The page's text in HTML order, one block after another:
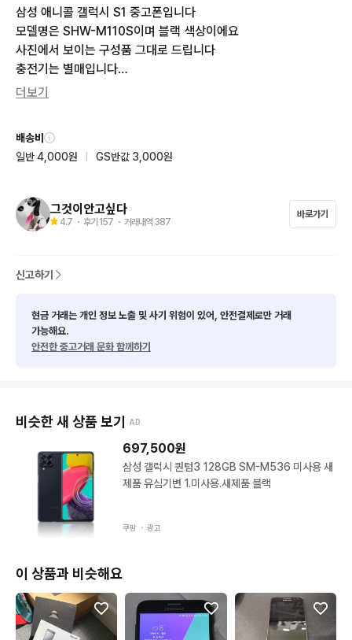
삼성 애니콜 갤럭시 S1 중고폰입니다
모델명은 SHW-M110S이며 블랙 색상이에요
사진에서 보이는 구성품 그대로 드립니다
충전기는 별매입니다
이상없이 정상작동 잘됩니다
한번을 사용해도 중고 물건 입니다
민감하신분은 패쓰해 주세요
정상작동 시연해드립니다
직거래는 휘경초등학교 정문앞 입니다
토.일은 오후6시~8시 가능합니다
더보기
배송비
일반 4,000원
GS반값 3,000원
그것이안고싶다
4.7 ・ 후기 157 ・ 거래내역 387
바로가기
신고하기
현금 거래는 개인 정보 노출 및 사기 위험이 있어, 안전결제로만 거래
가능해요.
안전한 중고거래 문화 함께하기
비슷한 새 상품 보기 AD
697,500원
삼성 갤럭시 퀀텀3 128GB SM-M536 미사용 새
제품 유심기변 1.미사용.새제품 블랙
쿠팡 ・ 광고
이 상품과 비슷해요